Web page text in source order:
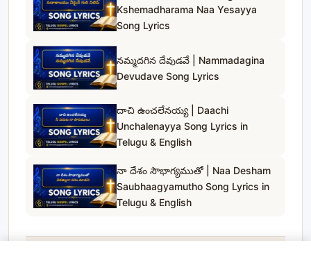
Kshemadharama Naa Yesayya
Song Lyrics
నమ్మదగిన దేవుడవే | Nammadagina
Devudave Song Lyrics
దాచి ఉంచలేనయ్య | Daachi
Unchalenayya Song Lyrics in
Telugu & English
నా దేశం సౌభాగ్యముతో | Naa Desham
Saubhaagyamutho Song Lyrics in
Telugu & English